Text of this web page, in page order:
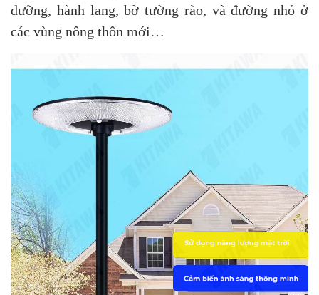
dưỡng, hành lang, bờ tường rào, và đường nhỏ ở
các vùng nông thôn mới…